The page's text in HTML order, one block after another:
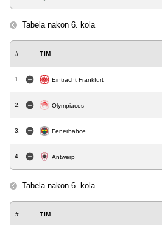
Tabela nakon 6. kola
# TIM
1. Eintracht Frankfurt
2. Olympiacos
3. Fenerbahce
4. Antwerp
Tabela nakon 6. kola
# TIM